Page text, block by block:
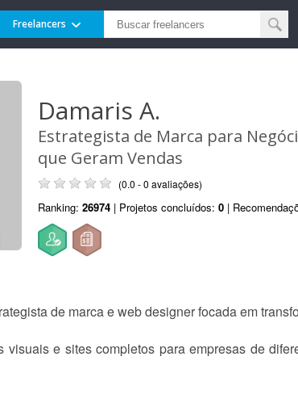
Freelancers
Damaris A.
Estrategista de Marca para
que Geram Vendas
(0.0 - 0 avaliações)
Ranking: 26974 | Projetos concluídos: 0 |
de marca e web designer focada em
visuais e sites completos para empresas de